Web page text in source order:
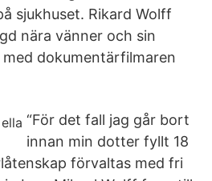
sjukhuset. Rikard Wolff
nära vänner och sin
dokumentärfilmaren
“För det fall jag går bort
innan min dotter fyllt 18
förvaltas med fri